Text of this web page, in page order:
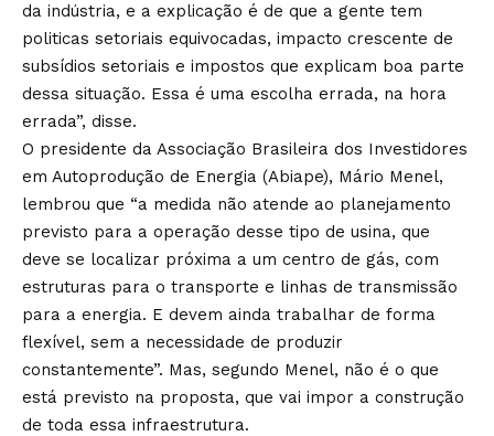
da indústria, e a explicação é de que a gente tem
politicas setoriais equivocadas, impacto crescente de
subsídios setoriais e impostos que explicam boa parte
dessa situação. Essa é uma escolha errada, na hora
errada”, disse.
O presidente da Associação Brasileira dos Investidores
em Autoprodução de Energia (Abiape), Mário Menel,
lembrou que “a medida não atende ao planejamento
previsto para a operação desse tipo de usina, que
deve se localizar próxima a um centro de gás, com
estruturas para o transporte e linhas de transmissão
para a energia. E devem ainda trabalhar de forma
flexível, sem a necessidade de produzir
constantemente”. Mas, segundo Menel, não é o que
está previsto na proposta, que vai impor a construção
de toda essa infraestrutura.